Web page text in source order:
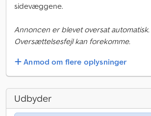
sidevæggene.
Annoncen er blevet oversat automatisk.
Oversættelsesfejl kan forekomme.
Anmod om flere oplysninger
Udbyder